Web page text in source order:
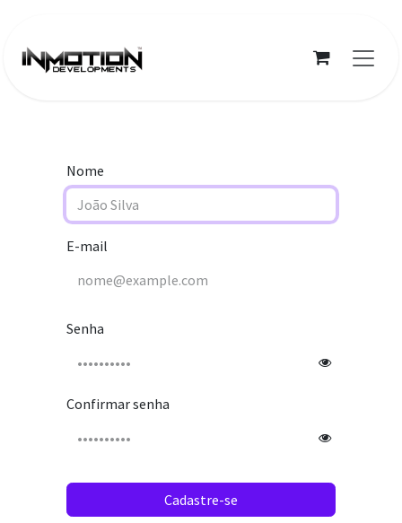
Nome
E-mail
Senha
Confirmar senha
Cadastre-se